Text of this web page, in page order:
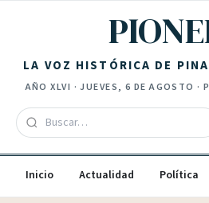
LA VOZ HISTÓRICA DE
AÑOXLVI ·JUEVES, 6 DE AGOSTO ·
Inicio Actualidad Política